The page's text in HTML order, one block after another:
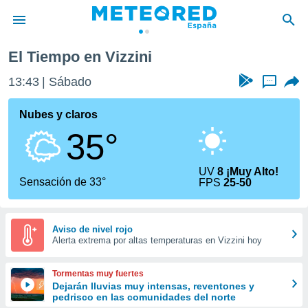
de
por
que se
calidad.
a este
las
y
forma
digital
basada
El Tiempo en Vizzini
13:43 Sábado ...
Nubes y claros
35°
Sensación de 33°
UV8 ¡Muy Alto!
FPS25-50
Aviso de nivel rojo
Alerta extrema por altas temperaturas en Vizzini hoy
Tormentas muy fuertes
Dejarán lluvias muy intensas, reventones y
pedrisco en las comunidades del norte